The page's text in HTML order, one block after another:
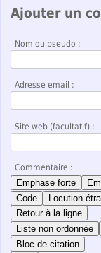
Ajouter un
Nom ou pseudo :
Adresse email :
Site web (facultatif) :
Commentaire :
Emphase forte
Code
Locution
Retour à la ligne
Liste non ordonnée
Bloc de citation